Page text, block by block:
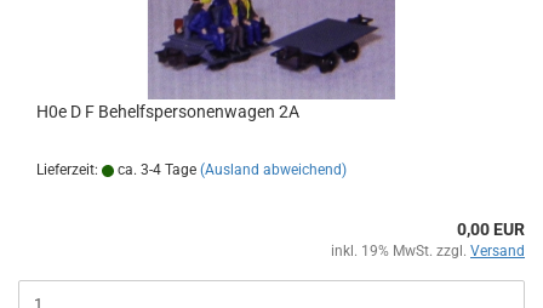
H0e D F Behelfspersonenwagen 2A
Lieferzeit: ca. 3-4 Tage (Ausland abweichend)
0,00 EUR
inkl. 19% MwSt. zzgl. Versand